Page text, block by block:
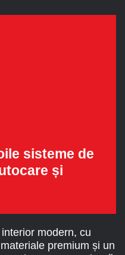
sisteme de
și
modern, cu
premium și un